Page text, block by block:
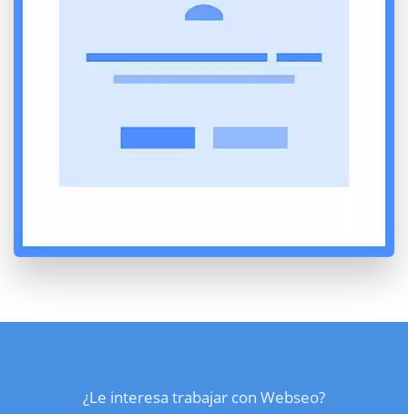
¿Le interesa trabajar con Webseo?